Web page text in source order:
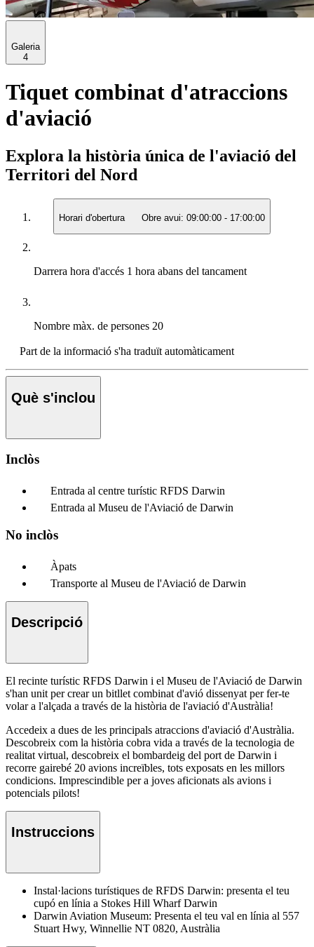
Galeria
4
Tiquet combinat d'atraccions
d'aviació
Explora la història única de l'aviació del
Territori del Nord
Horari d'obertura Obre avui: 09:00:00 - 17:00:00
Darrera hora d'accés 1 hora abans del tancament
Nombre màx. de persones 20
Part de la informació s'ha traduït automàticament
Què s'inclou
Inclòs
Entrada al centre turístic RFDS Darwin
Entrada al Museu de l'Aviació de Darwin
No inclòs
Àpats
Transporte al Museu de l'Aviació de Darwin
Descripció
El recinte turístic RFDS Darwin i el Museu de l'Aviació de Darwin
s'han unit per crear un bitllet combinat d'avió dissenyat per fer-te
volar a l'alçada a través de la història de l'aviació d'Austràlia!
Accedeix a dues de les principals atraccions d'aviació d'Austràlia.
Descobreix com la història cobra vida a través de la tecnologia de
realitat virtual, descobreix el bombardeig del port de Darwin i
recorre gairebé 20 avions increïbles, tots exposats en les millors
condicions. Imprescindible per a joves aficionats als avions i
potencials pilots!
Instruccions
Instal·lacions turístiques de RFDS Darwin: presenta el teu
cupó en línia a Stokes Hill Wharf Darwin
Darwin Aviation Museum: Presenta el teu val en línia al 557
Stuart Hwy, Winnellie NT 0820, Austràlia